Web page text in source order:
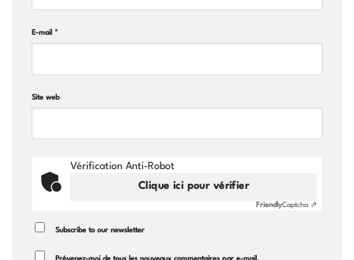
E-mail *
Site web
Vérification Anti-Robot
Clique ici pour vérifier
FriendlyCaptcha ⇗
Subscribe to our newsletter